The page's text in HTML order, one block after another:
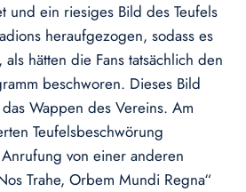
und ein riesiges Bild des Teufels
heraufgezogen, sodass es
als hätten die Fans tatsächlich den
beschworen. Dieses Bild
Wappen des Vereins. Am
Teufelsbeschwörung
von einer anderen
Trahe, Orbem Mundi Regna“